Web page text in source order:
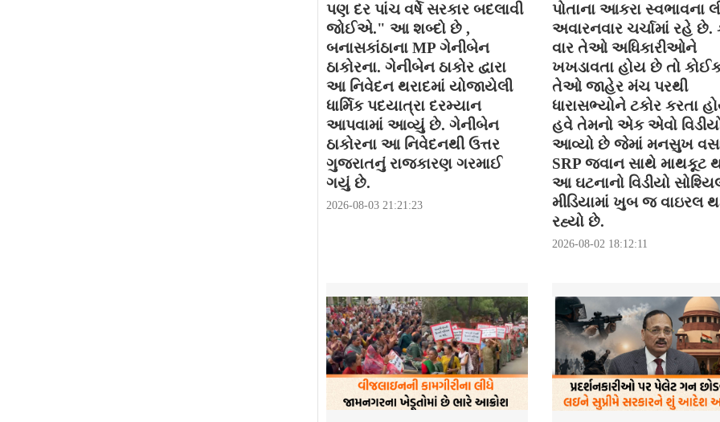
પણ દર પાંચ વર્ષે સરકાર બદલાવી
જોઈએ." આ શબ્દો છે ,
બનાસકાંઠાના MP ગેનીબેન
ઠાકોરના. ગેનીબેન ઠાકોર દ્વારા
આ નિવેદન થરાદમાં યોજાયેલી
ધાર્મિક પદયાત્રા દરમ્યાન
આપવામાં આવ્યું છે. ગેનીબેન
ઠાકોરના આ નિવેદનથી ઉત્તર
ગુજરાતનું રાજકારણ ગરમાઈ
ગયું છે.
2026-08-03 21:21:23
પોતાના આકરા સ્વભાવના
અવારનવાર ચર્ચામાં રહે છે.
વાર તેઓ અધિકારીઓને
ખખડાવતા હોય છે તો
તેઓ જાહેર મંચ પરથી
ધારાસભ્યોને ટકોર કરતા
હવે તેમનો એક એવો
આવ્યો છે જેમાં મનસુખ
SRP જવાન સાથે માથકૂટ
આ ઘટનાનો વિડીયો
મીડિયામાં ખુબ જ વાઇરલ
રહ્યો છે.
2026-08-02 18:12:11